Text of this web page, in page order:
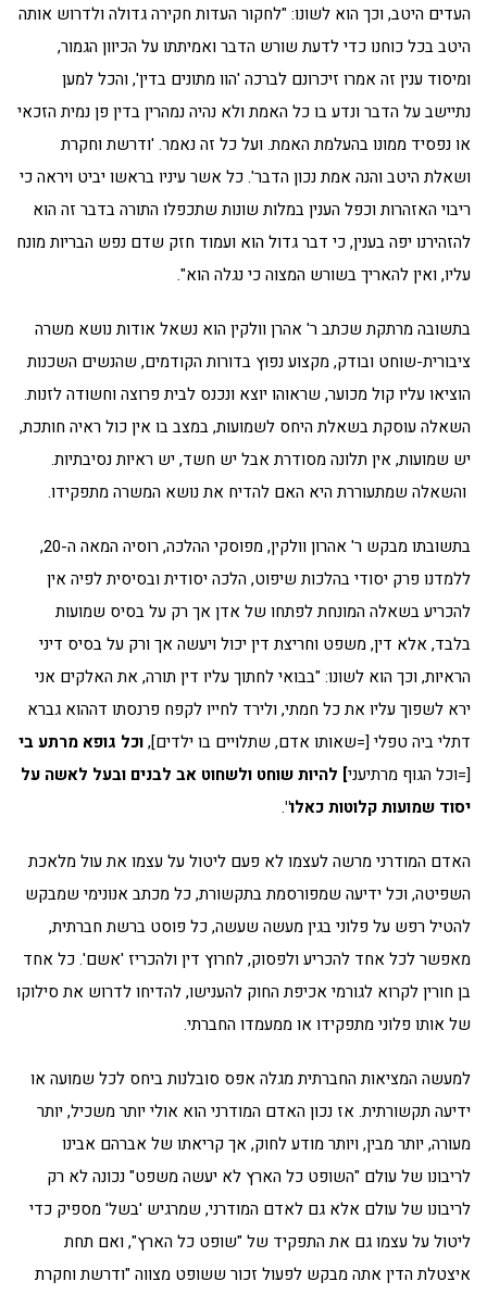
העדים היטב, וכך הוא לשונו: "לחקור העדות חקירה גדולה ולדרוש אותה
היטב בכל כוחנו כדי לדעת שורש הדבר ואמיתתו על הכיוון הגמור,
ומיסוד ענין זה אמרו זיכרונם לברכה 'הוו מתונים בדין', והכל למען
נתיישב על הדבר ונדע בו כל האמת ולא נהיה נמהרין בדין פן נמית הזכאי
או נפסיד ממונו בהעלמת האמת. ועל כל זה נאמר. 'ודרשת וחקרת
ושאלת היטב והנה אמת נכון הדבר'. כל אשר עיניו בראשו יביט ויראה כי
ריבוי האזהרות וכפל הענין במלות שונות שתכפלו התורה בדבר זה הוא
להזהירנו יפה בענין, כי דבר גדול הוא ועמוד חזק שדם נפש הבריות מונח
עליו, ואין להאריך בשורש המצוה כי נגלה הוא".
בתשובה מרתקת שכתב ר' אהרן וולקין הוא נשאל אודות נושא משרה
ציבורית-שוחט ובודק, מקצוע נפוץ בדורות הקודמים, שהנשים השכנות
הוציאו עליו קול מכוער, שראוהו יוצא ונכנס לבית פרוצה וחשודה לזנות.
השאלה עוסקת בשאלת היחס לשמועות, במצב בו אין כול ראיה חותכת,
יש שמועות, אין תלונה מסודרת אבל יש חשד, יש ראיות נסיבתיות.
והשאלה שמתעוררת היא האם להדיח את נושא המשרה מתפקידו.
בתשובתו מבקש ר' אהרון וולקין, מפוסקי ההלכה, רוסיה המאה ה-20,
ללמדנו פרק יסודי בהלכות שיפוט, הלכה יסודית ובסיסית לפיה אין
להכריע בשאלה המונחת לפתחו של אדן אך רק על בסיס שמועות
בלבד, אלא דין, משפט וחריצת דין יכול ויעשה אך ורק על בסיס דיני
הראיות, וכך הוא לשונו: "בבואי לחתוך עליו דין תורה, את האלקים אני
ירא לשפוך עליו את כל חמתי, ולירד לחייו לקפח פרנסתו דההוא גברא
דתלי ביה טפלי [=שאותו אדם, שתלויים בו ילדים],וכל גופא מרתע בי
[=וכל הגוף מרתיעני] להיות שוחט ולשחוט אב לבנים ובעל לאשה על
יסוד שמועות קלוטות כאלו".
האדם המודרני מרשה לעצמו לא פעם ליטול על עצמו את עול מלאכת
השפיטה, וכל ידיעה שמפורסמת בתקשורת, כל מכתב אנונימי שמבקש
להטיל רפש על פלוני בגין מעשה שעשה, כל פוסט ברשת חברתית,
מאפשר לכל אחד להכריע ולפסוק, לחרוץ דין ולהכריז 'אשם'. כל אחד
בן חורין לקרוא לגורמי אכיפת החוק להענישו, להדיחו לדרוש את סילוקו
של אותו פלוני מתפקידו או ממעמדו החברתי.
למעשה המציאות החברתית מגלה אפס סובלנות ביחס לכל שמועה או
ידיעה תקשורתית. אז נכון האדם המודרני הוא אולי יותר משכיל, יותר
מעורה, יותר מבין, ויותר מודע לחוק, אך קריאתו של אברהם אבינו
לריבונו של עולם "השופט כל הארץ לא יעשה משפט" נכונה לא רק
לריבונו של עולם אלא גם לאדם המודרני, שמרגיש 'בשל' מספיק כדי
ליטול על עצמו גם את התפקיד של "שופט כל הארץ", ואם תחת
איצטלת הדין אתה מבקש לפעול זכור ששופט מצווה "ודרשת וחקרת